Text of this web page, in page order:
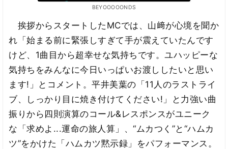
BEYOOOOONDS
挨拶からスタートしたMCでは、山﨑が心境を聞か
れ「始まる前に緊張しすぎて手が震えていたんです
けど、1曲目から超幸せな気持ちです。ユハッピーな
気持ちをみんなに今日いっぱいお渡ししたいと思い
ます!」とコメント。平井美葉の「11人のラストライ
ブ、しっかり目に焼き付けてください!」と力強い曲
振りから四則演算のコール&レスポンスがユニーク
な「求めよ...運命の旅人算」、“ムカつく”と“ハムカ
ツ”をかけた「ハムカツ黙示録」をパフォーマンス。